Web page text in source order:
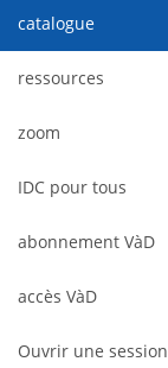
catalogue
ressources
zoom
IDC pour tous
abonnement VàD
accès VàD
Ouvrir une session